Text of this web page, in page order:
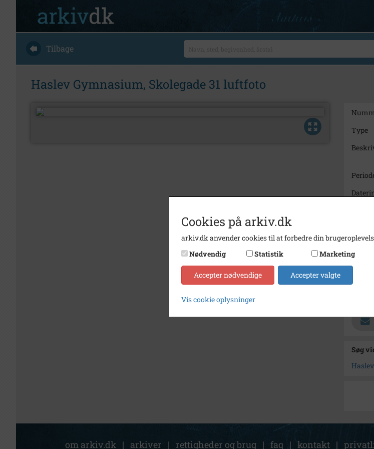
Tilbage
Haslev Gymnasium, Skolegade 31 luftfoto
Type
Se på
Søg
om arkiv.dk | arkiver | rettigheder og brug | faq | kontakt |
Cookies på arkiv.dk
arkiv.dk anvender cookies til at forbedre din
Nødvendig
Statistik Marketing
Accepter nødvendige Accepter valgte
Vis cookie oplysninger